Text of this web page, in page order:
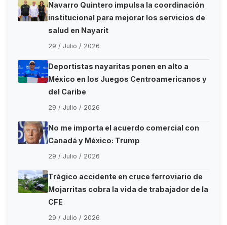
Navarro Quintero impulsa la coordinación
institucional para mejorar los servicios de
salud en Nayarit
29 / Julio / 2026
Deportistas nayaritas ponen en alto a
México en los Juegos Centroamericanos y
del Caribe
29 / Julio / 2026
No me importa el acuerdo comercial con
Canadá y México: Trump
29 / Julio / 2026
Trágico accidente en cruce ferroviario de
Mojarritas cobra la vida de trabajador de la
CFE
29 / Julio / 2026